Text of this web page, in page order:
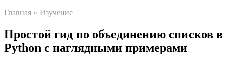
Главная » Изучение
Простой гид по объединению списков в
Python с наглядными примерами